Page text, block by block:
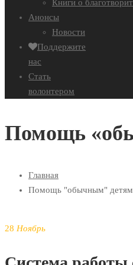
Книги о
Анонсы
Новости
Поддержите
нас
Стать
волонтером
Помощь
Главная
Помощь "обычным"
28 Ноябрь